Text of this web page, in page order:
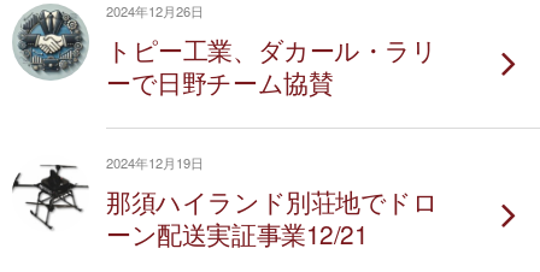
2024年12月26日
トピー工業、ダカール・ラリ
ーで日野チーム協賛
2024年12月19日
那須ハイランド別荘地でドロ
ーン配送実証事業12/21